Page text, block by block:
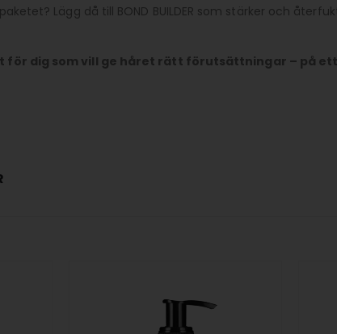
Lägg då till BOND BUILDER som stärker och
för dig som vill ge håret rätt förutsättningar – på